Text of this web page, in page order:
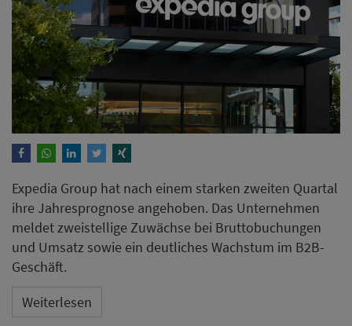
Expedia Group hat nach einem starken zweiten Quartal
ihre Jahresprognose angehoben. Das Unternehmen
meldet zweistellige Zuwächse bei Bruttobuchungen
und Umsatz sowie ein deutliches Wachstum im B2B-
Geschäft.
Weiterlesen